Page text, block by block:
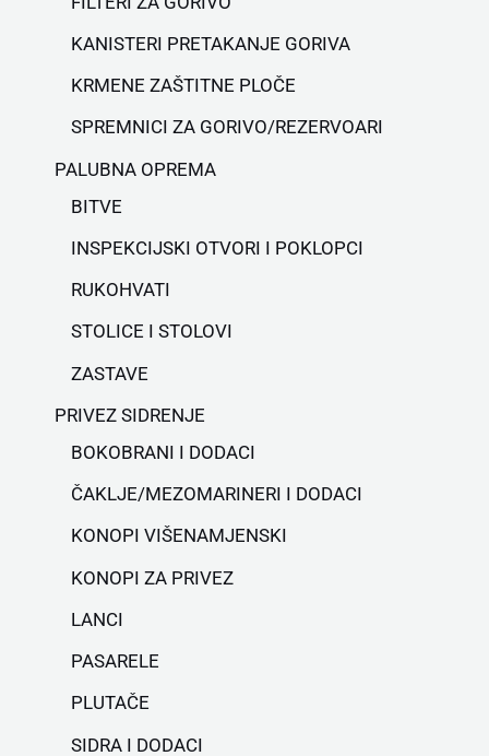
KANISTERI PRETAKANJE GORIVA
KRMENE ZAŠTITNE PLOČE
SPREMNICI ZA GORIVO/REZERVOARI
PALUBNA OPREMA
BITVE
INSPEKCIJSKI OTVORI I POKLOPCI
RUKOHVATI
STOLICE I STOLOVI
ZASTAVE
PRIVEZ SIDRENJE
BOKOBRANI I DODACI
ČAKLJE/MEZOMARINERI I DODACI
KONOPI VIŠENAMJENSKI
KONOPI ZA PRIVEZ
LANCI
PASARELE
PLUTAČE
SIDRA I DODACI